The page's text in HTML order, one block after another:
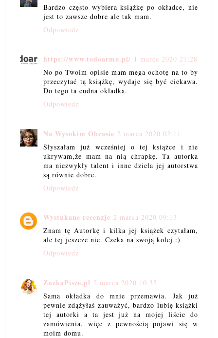
Bardzo często wybiera książkę po okładce, nie
jest to zawsze dobre ale tak mam.
Odpowiedz
https://www.todoarmo.pl/ 1 marca 2020 21:28
No po Twoim opisie mam mega ochotę na to by
przeczytać tą książkę, wydaje się być ciekawa.
Do tego ta cudna okładka.
Odpowiedz
Na Wysokim Obcasie 2 marca 2020 02:11
Słyszałam już wcześniej o tej książce i nie
ukrywam,że mam na nią chrapkę. Ta autorka
ma niezwykły talent i inne dzieła jej autorstwa
są równie dobre.
Odpowiedz
Wystukane recenzje 2 marca 2020 09:13
Znam tę Autorkę i kilka jej książek czytałam,
ale tej jeszcze nie. Czeka na swoją kolej :)
Odpowiedz
ZuzkaPisze.pl 2 marca 2020 10:35
Sama okładka do mnie przemawia. Jak już
pewnie zdążyłaś zauważyć, bardzo lubię książki
tej autorki a ta jest już na mojej liście do
zamówienia, więc z pewnością pojawi się w
moim domu.